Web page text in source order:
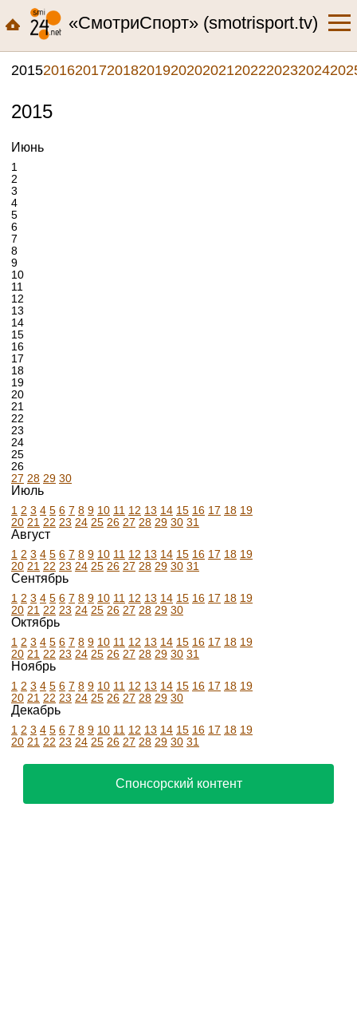
«СмотриСпорт» (smotrisport.tv)
2015201620172018201920202021202220232024
2015
Июнь
1
2
3
4
5
6
7
8
9
10
11
12
13
14
15
16
17
18
19
20
21
22
23
24
25
26
27 28 29 30
Июль
1 2 3 4 5 6 7 8 9 10 11 12 13 14 15 16 17 18 19
20 21 22 23 24 25 26 27 28 29 30 31
Август
1 2 3 4 5 6 7 8 9 10 11 12 13 14 15 16 17 18 19
20 21 22 23 24 25 26 27 28 29 30 31
Сентябрь
1 2 3 4 5 6 7 8 9 10 11 12 13 14 15 16 17 18 19
20 21 22 23 24 25 26 27 28 29 30
Октябрь
1 2 3 4 5 6 7 8 9 10 11 12 13 14 15 16 17 18 19
20 21 22 23 24 25 26 27 28 29 30 31
Ноябрь
1 2 3 4 5 6 7 8 9 10 11 12 13 14 15 16 17 18 19
20 21 22 23 24 25 26 27 28 29 30
Декабрь
1 2 3 4 5 6 7 8 9 10 11 12 13 14 15 16 17 18 19
20 21 22 23 24 25 26 27 28 29 30 31
Спонсорский контент